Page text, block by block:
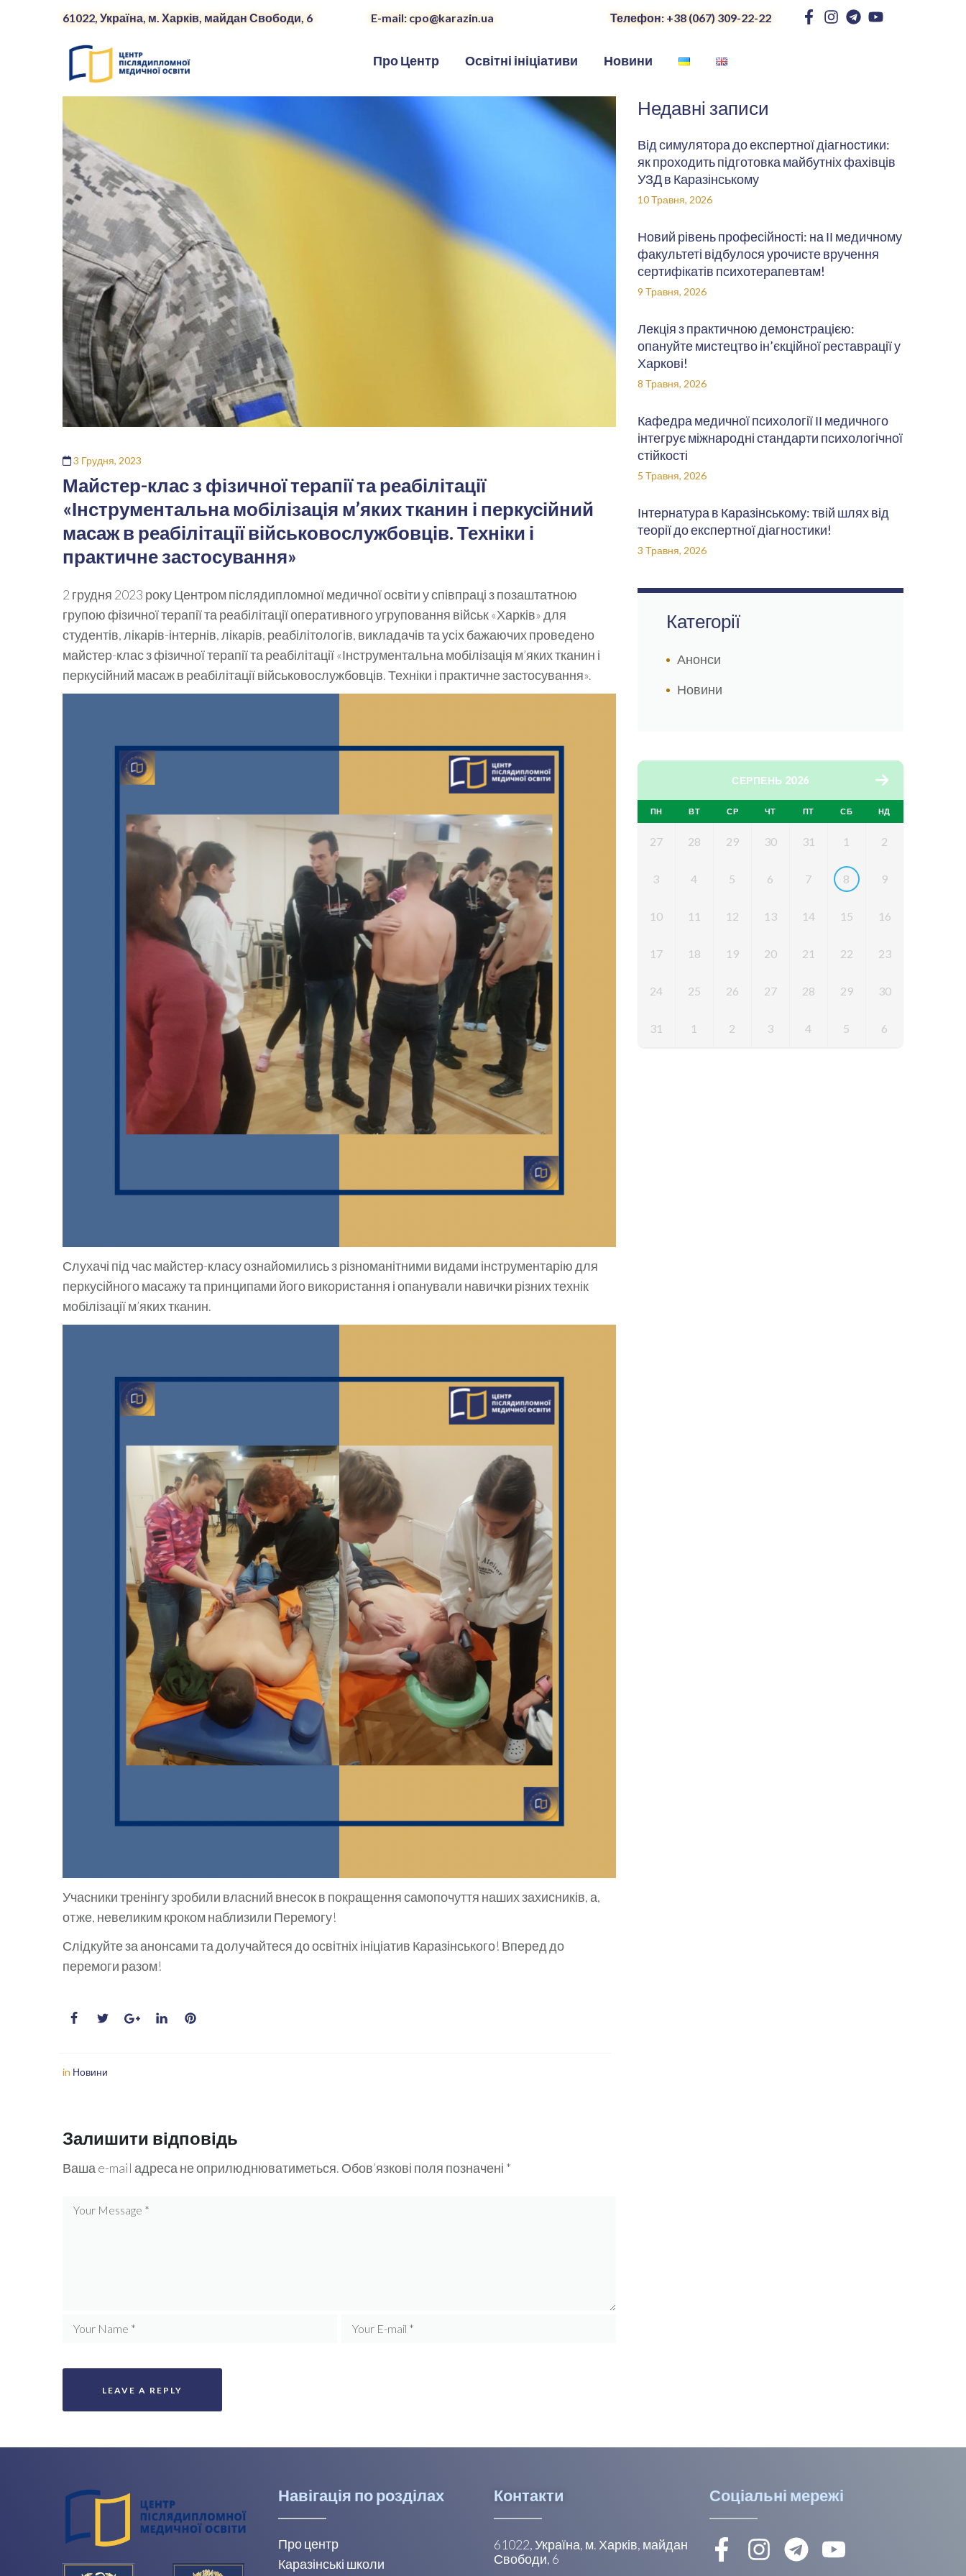
61022, Україна, м. Харків, майдан Свободи, 6 E-mail: cpo@karazin.ua Телефон: +38 (067) 309-22-22
Про Центр Освітні ініціативи Новини
3 Грудня, 2023
Майстер-клас з фізичної терапії та реабілітації
«Інструментальна мобілізація м’яких тканин і перкусійний
масаж в реабілітації військовослужбовців. Техніки і
практичне застосування»
2 грудня 2023 року Центром післядипломної медичної освіти у співпраці з позаштатною
групою фізичної терапії та реабілітації оперативного угруповання військ «Харків» для
студентів, лікарів-інтернів, лікарів, реабілітологів, викладачів та усіх бажаючих проведено
майстер-клас з фізичної терапії та реабілітації «Інструментальна мобілізація м’яких тканин і
перкусійний масаж в реабілітації військовослужбовців. Техніки і практичне застосування».
Слухачі під час майстер-класу ознайомились з різноманітними видами інструментарію для
перкусійного масажу та принципами його використання і опанували навички різних технік
мобілізації м’яких тканин.
Учасники тренінгу зробили власний внесок в покращення самопочуття наших захисників, а,
отже, невеликим кроком наблизили Перемогу!
Слідкуйте за анонсами та долучайтеся до освітніх ініціатив Каразінського! Вперед до
перемоги разом!
in Новини
Залишити відповідь
Ваша e-mail адреса не оприлюднюватиметься. Обов’язкові поля позначені *
Недавні записи
Від симулятора до експертної діагностики:
як проходить підготовка майбутніх фахівців
УЗД в Каразінському
10 Травня, 2026
Новий рівень професійності: на ІІ медичному
факультеті відбулося урочисте вручення
сертифікатів психотерапевтам!
9 Травня, 2026
Лекція з практичною демонстрацією:
опануйте мистецтво ін’єкційної реставрації у
Харкові!
8 Травня, 2026
Кафедра медичної психології ІІ медичного
інтегрує міжнародні стандарти психологічної
стійкості
5 Травня, 2026
Інтернатура в Каразінському: твій шлях від
теорії до експертної діагностики!
3 Травня, 2026
Категорії
Анонси
Новини
СЕРПЕНЬ 2026
ПН ВТ СР ЧТ ПТ СБ НД
27 28 29 30 31 1 2
3 4 5 6 7 8 9
10 11 12 13 14 15 16
17 18 19 20 21 22 23
24 25 26 27 28 29 30
31 1 2 3 4 5 6
Навігація по розділах
Про центр
Каразінські школи
Контакти
61022, Україна, м. Харків, майдан
Свободи, 6
Соціальні мережі